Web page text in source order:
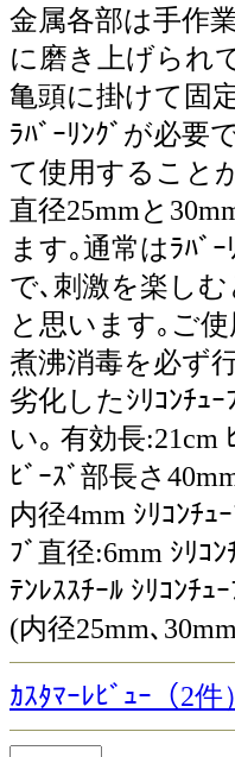
金属各部は手作
に磨き上げられ
亀頭に掛けて固
ﾗﾊﾞｰﾘﾝｸﾞが必要
て使用すること
直径25mmと
ます｡通常はﾗﾊﾞ
で､刺激を楽し
と思います｡ご
煮沸消毒を必ず
劣化したｼﾘｺﾝﾁｭ
い｡ 有効長:21cm
ﾋﾞｰｽﾞ部長さ
内径4mm ｼﾘｺﾝﾁｭ
ﾌﾞ直径:6mm ｼﾘｺ
ﾃﾝﾚｽｽﾁｰﾙ ｼﾘｺﾝﾁｭ
(内径25mm､
ｶｽﾀﾏｰﾚﾋﾞｭｰ（2件）